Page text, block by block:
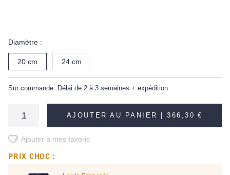
Diamètre :
20 cm 24 cm
Sur commande. Délai de 2 à 3 semaines + expédition
AJOUTER AU PANIER |366,30 €
Ajouter à mes favoris
PRIX CHOC :